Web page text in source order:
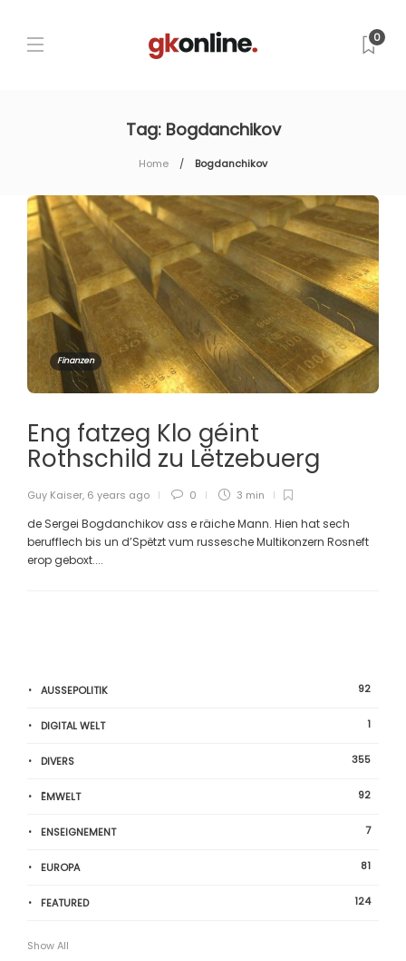
0
Tag: Bogdanchikov
Home Bogdanchikov
Finanzen
Eng fatzeg Klo géint
Rothschild zu Lëtzebuerg
Guy Kaiser, 6 years ago 0 3 min
de Sergei Bogdanchikov ass e räiche Mann. Hien hat sech
berufflech bis un d’Spëtzt vum russesche Multikonzern Rosneft
erop geboxt....
AUSSEPOLITIK 92
DIGITAL WELT 1
DIVERS 355
ËMWELT 92
ENSEIGNEMENT 7
EUROPA 81
FEATURED 124
Show All